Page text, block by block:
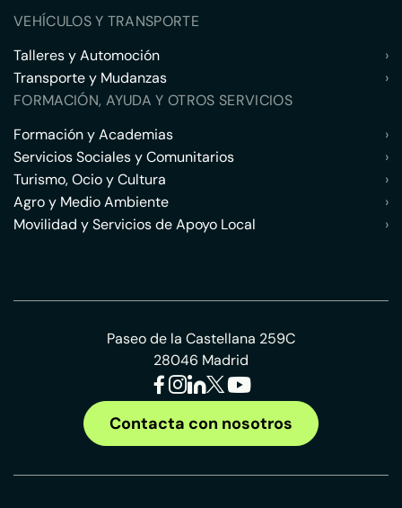
VEHÍCULOS Y TRANSPORTE
Talleres y Automoción
›
Transporte y Mudanzas
›
FORMACIÓN, AYUDA Y OTROS SERVICIOS
Formación y Academias
›
Servicios Sociales y Comunitarios
›
Turismo, Ocio y Cultura
›
Agro y Medio Ambiente
›
Movilidad y Servicios de Apoyo Local
›
Paseo de la Castellana 259C
28046 Madrid
Contacta con nosotros